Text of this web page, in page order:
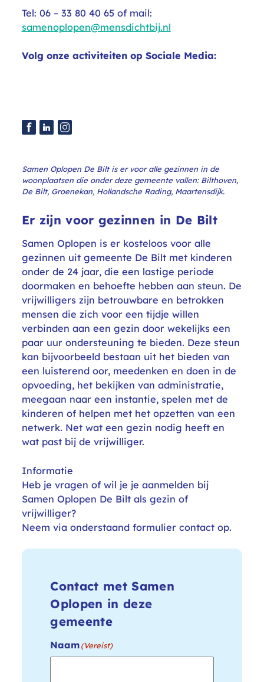
Tel: 06 – 33 80 40 65 of mail:
samenoplopen@mensdichtbij.nl
Volg onze activiteiten op Sociale Media:
Samen Oplopen De Bilt is er voor alle gezinnen in de
woonplaatsen die onder deze gemeente vallen: Bilthoven,
De Bilt, Groenekan, Hollandsche Rading, Maartensdijk.
Er zijn voor gezinnen in De Bilt
Samen Oplopen is er kosteloos voor alle
gezinnen uit gemeente De Bilt met kinderen
onder de 24 jaar, die een lastige periode
doormaken en behoefte hebben aan steun. De
vrijwilligers zijn betrouwbare en betrokken
mensen die zich voor een tijdje willen
verbinden aan een gezin door wekelijks een
paar uur ondersteuning te bieden. Deze steun
kan bijvoorbeeld bestaan uit het bieden van
een luisterend oor, meedenken en doen in de
opvoeding, het bekijken van administratie,
meegaan naar een instantie, spelen met de
kinderen of helpen met het opzetten van een
netwerk. Net wat een gezin nodig heeft en
wat past bij de vrijwilliger.
Informatie
Heb je vragen of wil je je aanmelden bij
Samen Oplopen De Bilt als gezin of
vrijwilliger?
Neem via onderstaand formulier contact op.
Contact met Samen
Oplopen in deze
gemeente
Naam(Vereist)